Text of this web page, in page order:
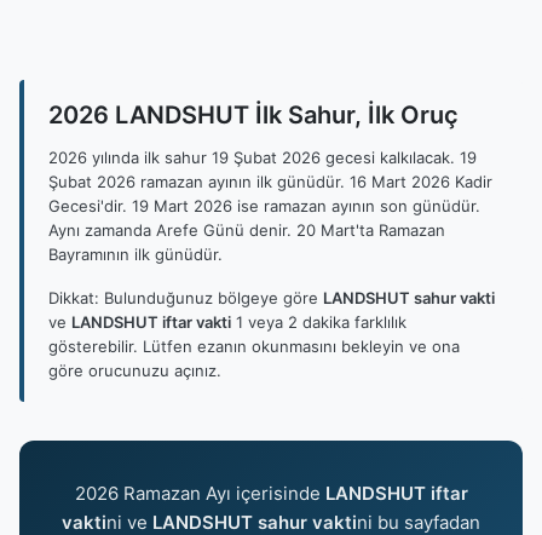
2026 LANDSHUT İlk Sahur, İlk Oruç
2026 yılında ilk sahur 19 Şubat 2026 gecesi kalkılacak. 19
Şubat 2026 ramazan ayının ilk günüdür. 16 Mart 2026 Kadir
Gecesi'dir. 19 Mart 2026 ise ramazan ayının son günüdür.
Aynı zamanda Arefe Günü denir. 20 Mart'ta Ramazan
Bayramının ilk günüdür.
Dikkat: Bulunduğunuz bölgeye göre LANDSHUT sahur vakti
ve LANDSHUT iftar vakti 1 veya 2 dakika farklılık
gösterebilir. Lütfen ezanın okunmasını bekleyin ve ona
göre orucunuzu açınız.
2026 Ramazan Ayı içerisinde LANDSHUT iftar
vaktini ve LANDSHUT sahur vaktini bu sayfadan